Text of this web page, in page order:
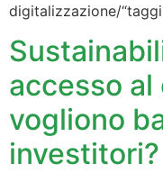
digitalizzazione/
accesso
vogliono
investitori?